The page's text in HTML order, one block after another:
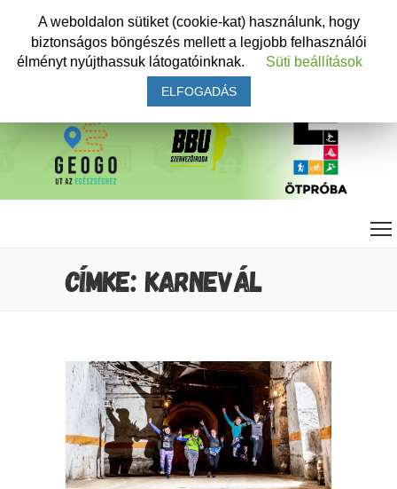
CÍMKE: KARNEVÁL
A weboldalon sütiket (cookie-kat) használunk, hogy
biztonságos böngészés mellett a legjobb felhasználói
élményt nyújthassuk látogatóinknak.
Süti beállítások
ELFOGADÁS